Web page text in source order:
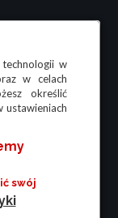
w
w celach
określić
ustawieniach
swój